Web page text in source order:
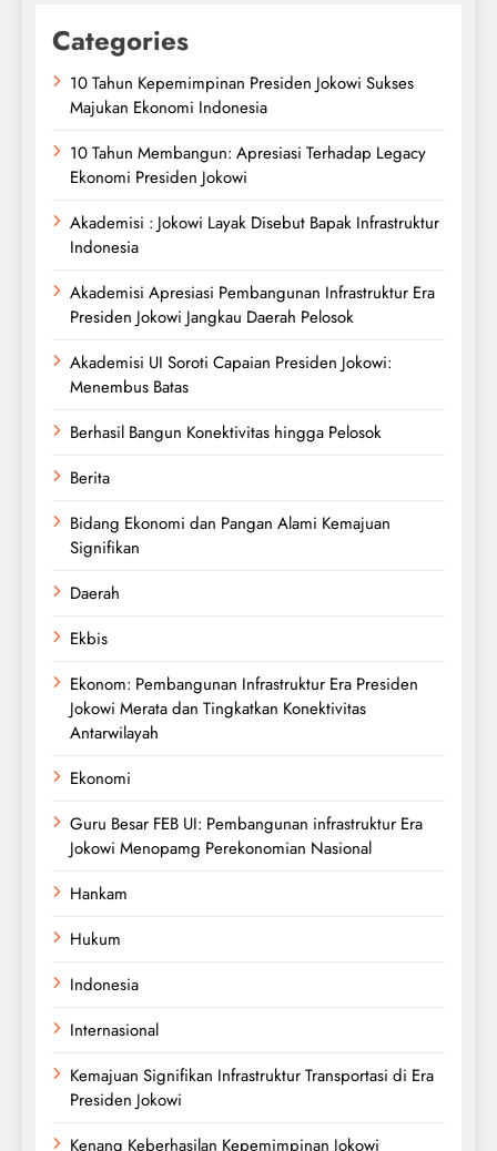
Categories
10 Tahun Kepemimpinan Presiden Jokowi Sukses
Majukan Ekonomi Indonesia
10 Tahun Membangun: Apresiasi Terhadap Legacy
Ekonomi Presiden Jokowi
Akademisi : Jokowi Layak Disebut Bapak Infrastruktur
Indonesia
Akademisi Apresiasi Pembangunan Infrastruktur Era
Presiden Jokowi Jangkau Daerah Pelosok
Akademisi UI Soroti Capaian Presiden Jokowi:
Menembus Batas
Berhasil Bangun Konektivitas hingga Pelosok
Berita
Bidang Ekonomi dan Pangan Alami Kemajuan
Signifikan
Daerah
Ekbis
Ekonom: Pembangunan Infrastruktur Era Presiden
Jokowi Merata dan Tingkatkan Konektivitas
Antarwilayah
Ekonomi
Guru Besar FEB UI: Pembangunan infrastruktur Era
Jokowi Menopamg Perekonomian Nasional
Hankam
Hukum
Indonesia
Internasional
Kemajuan Signifikan Infrastruktur Transportasi di Era
Presiden Jokowi
Kenang Keberhasilan Kepemimpinan Jokowi